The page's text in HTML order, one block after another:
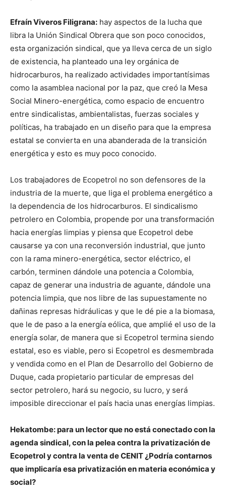
Efraín Viveros Filigrana: hay aspectos de la lucha que
libra la Unión Sindical Obrera que son poco conocidos,
esta organización sindical, que ya lleva cerca de un siglo
de existencia, ha planteado una ley orgánica de
hidrocarburos, ha realizado actividades importantísimas
como la asamblea nacional por la paz, que creó la Mesa
Social Minero-energética, como espacio de encuentro
entre sindicalistas, ambientalistas, fuerzas sociales y
políticas, ha trabajado en un diseño para que la empresa
estatal se convierta en una abanderada de la transición
energética y esto es muy poco conocido.
Los trabajadores de Ecopetrol no son defensores de la
industria de la muerte, que liga el problema energético a
la dependencia de los hidrocarburos. El sindicalismo
petrolero en Colombia, propende por una transformación
hacia energías limpias y piensa que Ecopetrol debe
causarse ya con una reconversión industrial, que junto
con la rama minero-energética, sector eléctrico, el
carbón, terminen dándole una potencia a Colombia,
capaz de generar una industria de aguante, dándole una
potencia limpia, que nos libre de las supuestamente no
dañinas represas hidráulicas y que le dé pie a la biomasa,
que le de paso a la energía eólica, que amplié el uso de la
energía solar, de manera que si Ecopetrol termina siendo
estatal, eso es viable, pero si Ecopetrol es desmembrada
y vendida como en el Plan de Desarrollo del Gobierno de
Duque, cada propietario particular de empresas del
sector petrolero, hará su negocio, su lucro, y será
imposible direccionar el país hacia unas energías limpias.
Hekatombe: para un lector que no está conectado con la
agenda sindical, con la pelea contra la privatización de
Ecopetrol y contra la venta de CENIT ¿Podría contarnos
que implicaría esa privatización en materia económica y
social?